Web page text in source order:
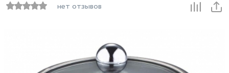
нет отзывов